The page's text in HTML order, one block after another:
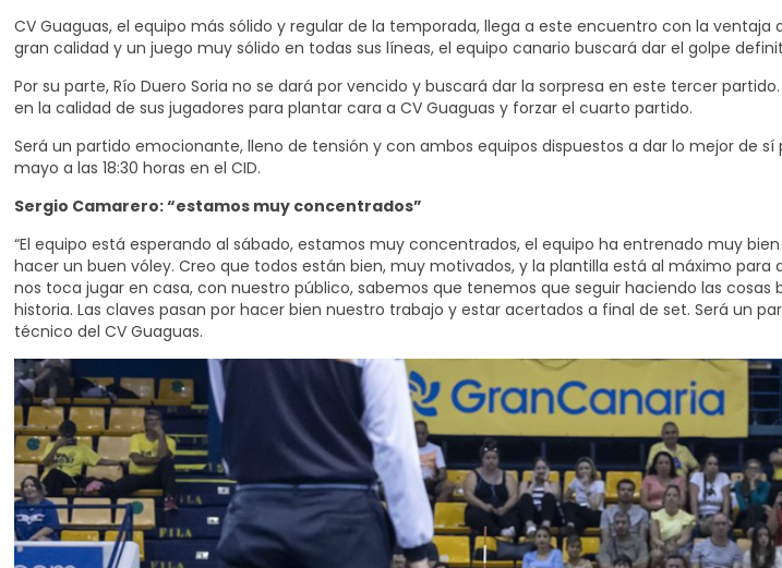
CV Guaguas, el equipo más sólido y regular de la temporada, llega a este encuentro con la
gran calidad y un juego muy sólido en todas sus líneas, el equipo canario buscará dar el golpe
Por su parte, Río Duero Soria no se dará por vencido y buscará dar la sorpresa en este tercer
en la calidad de sus jugadores para plantar cara a CV Guaguas y forzar el cuarto partido.
Será un partido emocionante, lleno de tensión y con ambos equipos dispuestos a dar lo mejor de
mayo a las 18:30 horas en el CID.
Sergio Camarero: “estamos muy concentrados”
“El equipo está esperando al sábado, estamos muy concentrados, el equipo ha entrenado muy
hacer un buen vóley. Creo que todos están bien, muy motivados, y la plantilla está al máximo
nos toca jugar en casa, con nuestro público, sabemos que tenemos que seguir haciendo las
historia. Las claves pasan por hacer bien nuestro trabajo y estar acertados a final de set. Será un
técnico del CV Guaguas.